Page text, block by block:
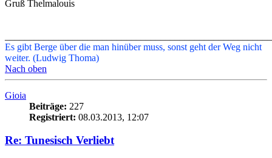
Gruß Thelmalouis
Es gibt Berge über die man hinüber muss, sonst geht der Weg nicht
weiter. (Ludwig Thoma)
Nach oben
Gioia
Beiträge: 227
Registriert: 08.03.2013, 12:07
Re: Tunesisch Verliebt